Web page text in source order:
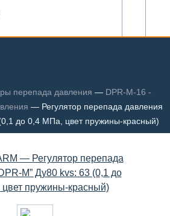
перепада давления — DPR-M-16 -
— Регулятор перепада давления
до 0,4 МПа, цвет пружины-красный)